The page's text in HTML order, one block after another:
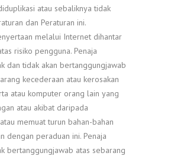
atau sebaliknya tidak
dan Peraturan ini.
melalui Internet dihantar
risiko pengguna. Penaja
dan tidak akan bertanggungjawab
kecederaan atau kerosakan
atau komputer orang lain yang
atau akibat daripada
memuat turun bahan-bahan
dengan peraduan ini. Penaja
bertanggungjawab atas sebarang